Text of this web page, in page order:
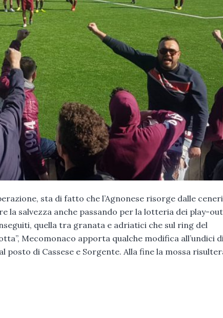
sta di fatto che l’Agnonese risorge dalle
la salvezza anche passando per la lotteria dei play-
quella tra granata e adriatici che sul ring del
Mecomonaco apporta qualche modifica all’undici di
posto di Cassese e Sorgente. Alla fine la mossa